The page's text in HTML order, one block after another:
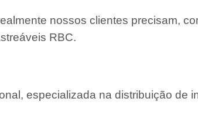
nossos clientes precisam,
RBC.
especializada na distribuição de